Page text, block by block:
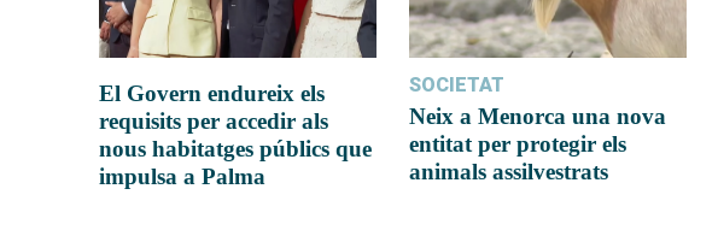
El Govern endureix els
requisits per accedir als
nous habitatges públics que
impulsa a Palma
SOCIETAT
Neix a Menorca una nova
entitat per protegir els
animals assilvestrats